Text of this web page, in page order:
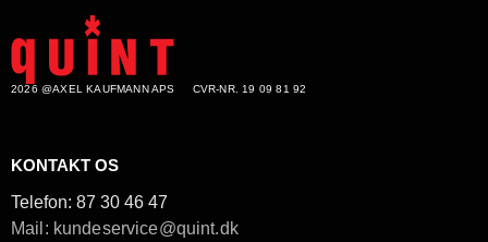
2026 @AXEL KAUFMANN APS CVR-NR. 19 09 81 92
KONTAKT OS
Telefon: 87 30 46 47
Mail: kundeservice@quint.dk